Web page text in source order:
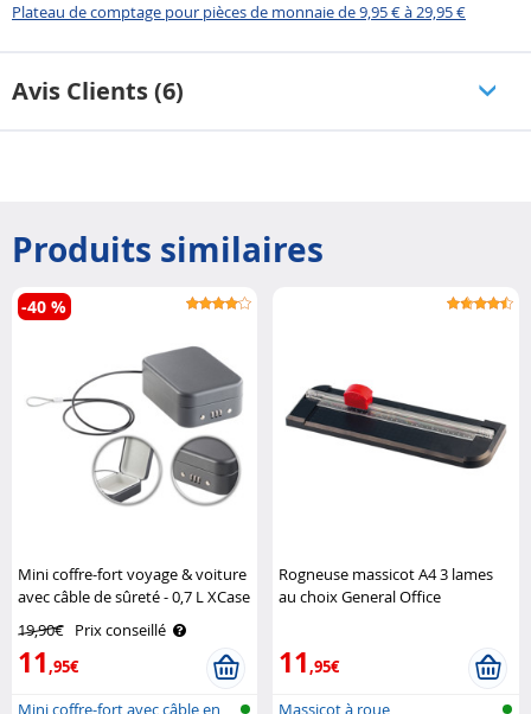
Plateau de comptage pour pièces de monnaie de 9,95 € à 29,95 €
Avis Clients (6)
Produits similaires
Mini coffre-fort voyage & voiture
avec câble de sûreté - 0,7 L XCase
19,90€ Prix conseillé
11 ,95€
-40 %
Mini coffre-fort avec câble en
Rogneuse massicot A4 3 lames
au choix General Office
11,95€
Massicot à roue